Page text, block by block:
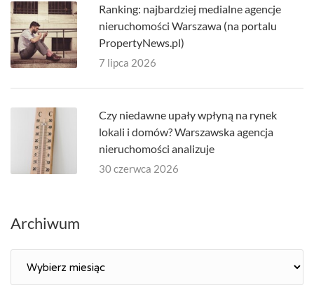
Ranking: najbardziej medialne agencje
nieruchomości Warszawa (na portalu
PropertyNews.pl)
7 lipca 2026
Czy niedawne upały wpłyną na rynek
lokali i domów? Warszawska agencja
nieruchomości analizuje
30 czerwca 2026
Archiwum